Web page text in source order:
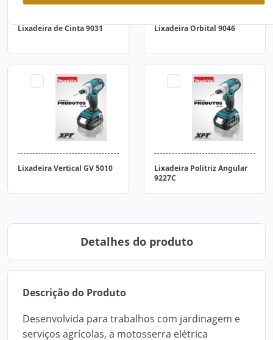
Lixadeira de Cinta 9031 Lixadeira Orbital 9046
Lixadeira Vertical GV 5010
Lixadeira Politriz Angular
9227C
Detalhes do produto
Descrição do Produto
Desenvolvida para trabalhos com jardinagem e
serviços agrícolas, a motosserra elétrica